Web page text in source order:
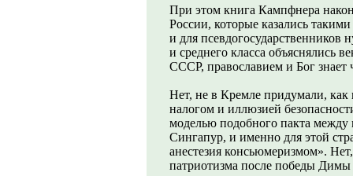
При этом книга Кампфнера
России, которые казались
и для псевдогосударственников
и среднего класса объяснялись
СССР, православием и Бог знает
Нет, не в Кремле придумали,
налогом и иллюзией
моделью подобного пакта между
Сингапур, и именно для этой
анестезия консьюмеризмом».
патриотизма после победы